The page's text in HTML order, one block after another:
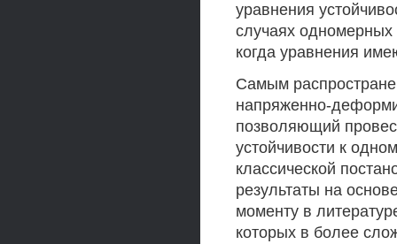
уравнения
случаях
когда уравнения
Самым
напряженно-
позволяющий
устойчивости к
классической
результаты на
моменту в
которых в более